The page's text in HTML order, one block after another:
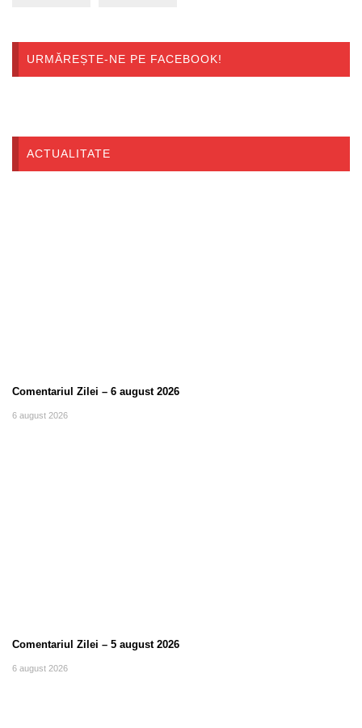
URMĂREȘTE-NE PE FACEBOOK!
ACTUALITATE
Comentariul Zilei – 6 august 2026
6 august 2026
Comentariul Zilei – 5 august 2026
6 august 2026